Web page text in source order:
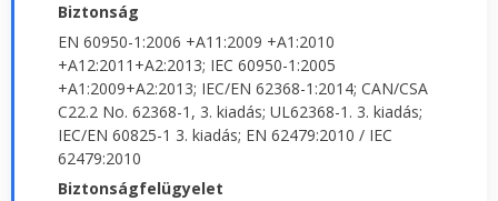
Biztonság
EN 60950-1:2006 +A11:2009 +A1:2010
+A12:2011+A2:2013; IEC 60950-1:2005
+A1:2009+A2:2013; IEC/EN 62368-1:2014; CAN/CSA
C22.2 No. 62368-1, 3. kiadás; UL62368-1. 3. kiadás;
IEC/EN 60825-1 3. kiadás; EN 62479:2010 / IEC
62479:2010
Biztonságfelügyelet